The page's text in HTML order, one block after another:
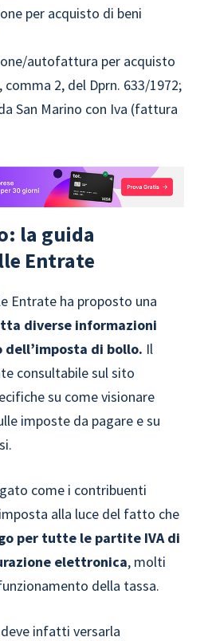
per acquisto di beni
autofattura per acquisto
comma 2, del Dprn. 633/1972;
San Marino con Iva (fattura
la guida
Entrate
Entrate ha proposto una
diverse informazioni
di bollo. Il
consultabile sul sito
su come visionare
imposte da pagare e su
come i contribuenti
alla luce del fatto che
per tutte le partite IVA di
elettronica, molti
della tassa.
infatti versarla